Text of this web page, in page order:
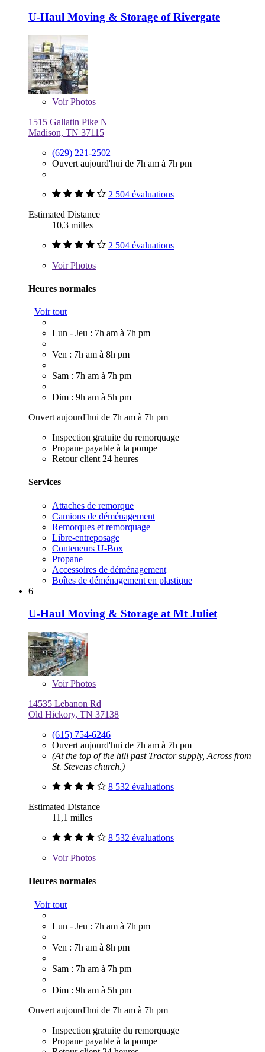
U-Haul Moving & Storage of Rivergate
VoirPhotos
1515 Gallatin Pike N
Madison, TN 37115
(629) 221-2502
Ouvert aujourd'hui de 7h am à 7h pm
2 504 évaluations
Estimated Distance
10,3 milles
2 504 évaluations
VoirPhotos
Heures normales
Voir tout
Lun - Jeu : 7h am à 7h pm
Ven : 7h am à 8h pm
Sam : 7h am à 7h pm
Dim : 9h am à 5h pm
Ouvert aujourd'hui de 7h am à 7h pm
Inspection gratuite du remorquage
Propane payable à la pompe
Retour client 24 heures
Services
Attaches de remorque
Camions de déménagement
Remorques et remorquage
Libre-entreposage
Conteneurs U-Box
Propane
Accessoires de déménagement
Boîtes de déménagement en plastique
6
U-Haul Moving & Storage at Mt Juliet
VoirPhotos
14535 Lebanon Rd
Old Hickory, TN 37138
(615) 754-6246
Ouvert aujourd'hui de 7h am à 7h pm
(At the top of the hill past Tractor supply, Across from
St. Stevens church.)
8 532 évaluations
Estimated Distance
11,1 milles
8 532 évaluations
VoirPhotos
Heures normales
Voir tout
Lun - Jeu : 7h am à 7h pm
Ven : 7h am à 8h pm
Sam : 7h am à 7h pm
Dim : 9h am à 5h pm
Ouvert aujourd'hui de 7h am à 7h pm
Inspection gratuite du remorquage
Propane payable à la pompe